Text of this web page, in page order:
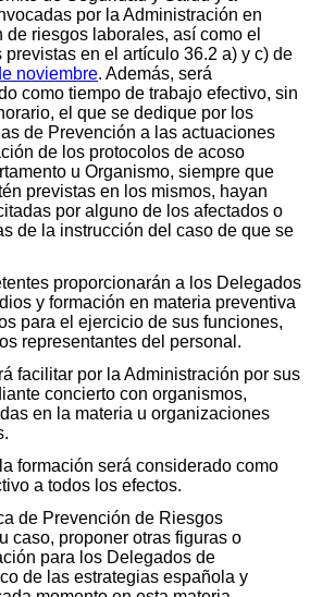
por la Administración en
riesgos laborales, así como el
en el artículo 36.2 a) y c) de
noviembre. Además, será
como tiempo de trabajo efectivo, sin
el que se dedique por los
de Prevención a las actuaciones
de los protocolos de acoso
u Organismo, siempre que
previstas en los mismos, hayan
por alguno de los afectados o
de la instrucción del caso de que se
proporcionarán a los Delegados
y formación en materia preventiva
para el ejercicio de sus funciones,
representantes del personal.
facilitar por la Administración por sus
concierto con organismos,
en la materia u organizaciones
formación será considerado como
a todos los efectos.
de Prevención de Riesgos
caso, proponer otras figuras o
para los Delegados de
de las estrategias española y